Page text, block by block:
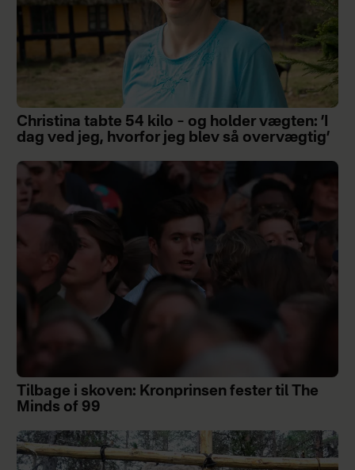
Christina tabte 54 kilo – og holder vægten: ’I
dag ved jeg, hvorfor jeg blev så overvægtig’
Tilbage i skoven: Kronprinsen fester til The
Minds of 99